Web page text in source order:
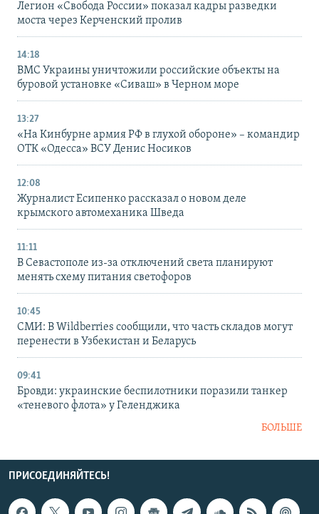
Легион «Свобода России» показал кадры разведки
моста через Керченский пролив
14:18
ВМС Украины уничтожили российские объекты на
буровой установке «Сиваш» в Черном море
13:27
«На Кинбурне армия РФ в глухой обороне» – командир
ОТК «Одесса» ВСУ Денис Носиков
12:08
Журналист Есипенко рассказал о новом деле
крымского автомеханика Шведа
11:11
В Севастополе из-за отключений света планируют
менять схему питания светофоров
10:45
СМИ: В Wildberries сообщили, что часть складов могут
перенести в Узбекистан и Беларусь
09:41
Бровди: украинские беспилотники поразили танкер
«теневого флота» у Геленджика
БОЛЬШЕ
ПРИСОЕДИНЯЙТЕСЬ!